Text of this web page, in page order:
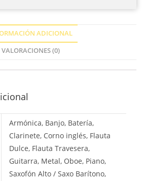
ADICIONAL
VALORACIONES (0)
Armónica, Banjo, Batería,
Clarinete, Corno inglés, Flauta
Dulce, Flauta Travesera,
Guitarra, Metal, Oboe, Piano,
Saxofón Alto / Saxo Barítono,